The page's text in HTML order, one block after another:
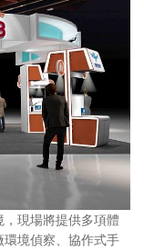
現場將提供多項體
境偵察、協作式手